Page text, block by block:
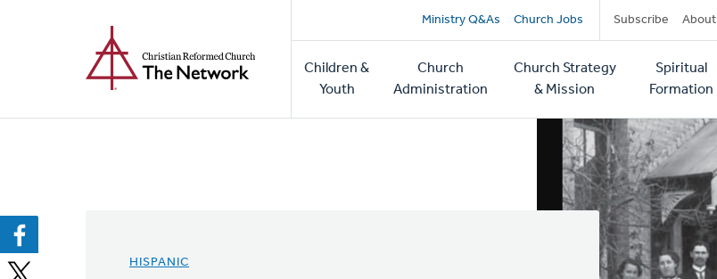
Secondary
navigation
Ministry Q&As Church Jobs Subscribe About
Main
navigation
Children &
Youth
Church
Administration
Church Strategy
& Mission
Spiritual
Formation
HISPANIC